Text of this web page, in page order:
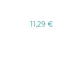
11,29 €